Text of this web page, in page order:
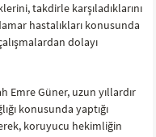
takdirle karşıladıklarını
hastalıkları konusunda
dolayı
Emre Güner, uzun yıllardır
konusunda yaptığı
koruyucu hekimliğin